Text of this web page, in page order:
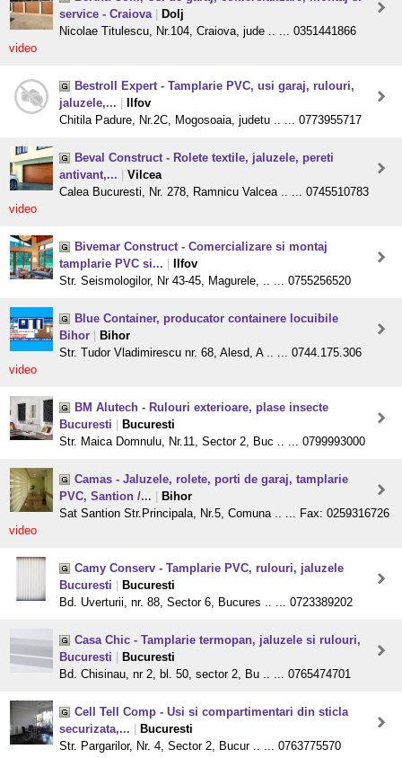
service - Craiova
Dolj
Nicolae Titulescu, Nr.104, Craiova, jude .. ... 0351441866
video
Bestroll Expert - Tamplarie PVC, usi garaj, rulouri,
jaluzele,...
Ilfov
Chitila Padure, Nr.2C, Mogosoaia, judetu .. ... 0773955717
Beval Construct - Rolete textile, jaluzele, pereti
antivant,...
Vilcea
Calea Bucuresti, Nr. 278, Ramnicu Valcea .. ... 0745510783
video
Bivemar Construct - Comercializare si montaj
tamplarie PVC si...
Ilfov
Str. Seismologilor, Nr 43-45, Magurele, .. ... 0755256520
Blue Container, producator containere locuibile
Bihor
Bihor
Str. Tudor Vladimirescu nr. 68, Alesd, A .. ... 0744.175.306
video
BM Alutech - Rulouri exterioare, plase insecte
Bucuresti
Bucuresti
Str. Maica Domnulu, Nr.11, Sector 2, Buc .. ... 0799993000
Camas - Jaluzele, rolete, porti de garaj, tamplarie
PVC, Santion /...
Bihor
Sat Santion Str.Principala, Nr.5, Comuna .. ... Fax: 0259316726
video
Camy Conserv - Tamplarie PVC, rulouri, jaluzele
Bucuresti
Bucuresti
Bd. Uverturii, nr. 88, Sector 6, Bucures .. ... 0723389202
Casa Chic - Tamplarie termopan, jaluzele si rulouri,
Bucuresti
Bucuresti
Bd. Chisinau, nr 2, bl. 50, sector 2, Bu .. ... 0765474701
Cell Tell Comp - Usi si compartimentari din sticla
securizata,...
Bucuresti
Str. Pargarilor, Nr. 4, Sector 2, Bucur .. ... 0763775570